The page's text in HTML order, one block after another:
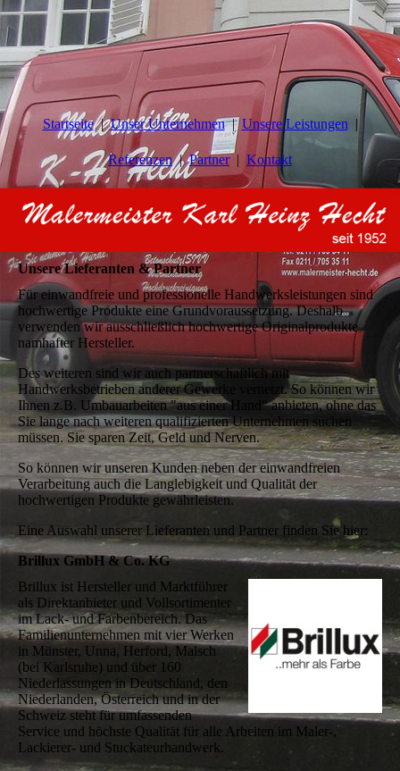
Startseite Unser Unternehmen Unsere Leistungen
Referenzen Partner Kontakt
Unsere Lieferanten & Partner
Für einwandfreie und professionelle Handwerksleistungen sind
hochwertige Produkte eine Grundvoraussetzung. Deshalb
verwenden wir ausschließlich hochwertige Originalprodukte
namhafter Hersteller.
Des weiteren sind wir auch partnerschaftlich mit
Handwerksbetrieben anderer Gewerke vernetzt. So können wir
Ihnen z.B. Umbauarbeiten "aus einer Hand" anbieten, ohne das
Sie lange nach weiteren qualifizierten Unternehmen suchen
müssen. Sie sparen Zeit, Geld und Nerven.
So können wir unseren Kunden neben der einwandfreien
Verarbeitung auch die Langlebigkeit und Qualität der
hochwertigen Produkte gewährleisten.
Eine Auswahl unserer Lieferanten und Partner finden Sie hier:
Brillux GmbH & Co. KG
Brillux ist Hersteller und Marktführer
als Direktanbieter und Vollsortimenter
im Lack- und Farbenbereich. Das
Familienunternehmen mit vier Werken
in Münster, Unna, Herford, Malsch
(bei Karlsruhe) und über 160
Niederlassungen in Deutschland, den
Niederlanden, Österreich und in der
Schweiz steht für umfassenden
Service und höchste Qualität für alle Arbeiten im Maler-,
Lackierer- und Stuckateurhandwerk.